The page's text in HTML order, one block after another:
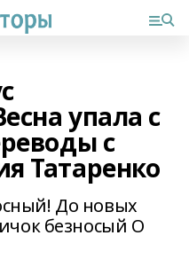
упала с
с
Татаренко
До новых
безносый О